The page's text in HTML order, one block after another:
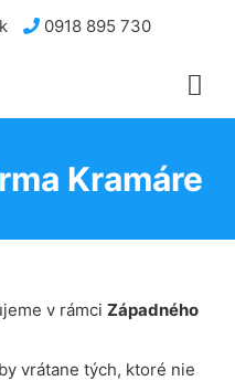
0918 895 730
Kramáre
v rámci Západného
vrátane tých, ktoré nie